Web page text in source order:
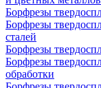
Борфрезы
Борфрезы
сталей
Борфрезы
Борфрезы
обработки